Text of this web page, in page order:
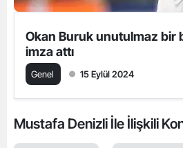
Okan Buruk unutulmaz bir
imza attı
Genel 15 Eylül 2024
Mustafa Denizli İle İlişkili